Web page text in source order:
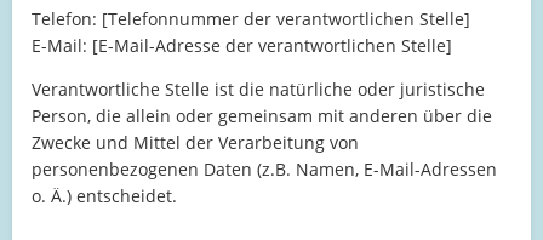
Telefon: [Telefonnummer der verantwortlichen Stelle]
E-Mail: [E-Mail-Adresse der verantwortlichen Stelle]
Verantwortliche Stelle ist die natürliche oder juristische
Person, die allein oder gemeinsam mit anderen über die
Zwecke und Mittel der Verarbeitung von
personenbezogenen Daten (z.B. Namen, E-Mail-Adressen
o. Ä.) entscheidet.